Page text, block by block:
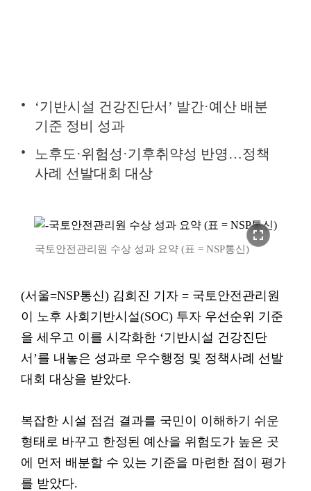
‘기반시설 건강진단서’ 발간·예산 배분
기준 정비 성과
노후도·위험성·기후취약성 반영…정책
사례 선발대회 대상
fullscreen
국토안전관리원 수상 성과 요약 (표 = NSP통신)
(서울=NSP통신) 김희진 기자 = 국토안전관리원
이 노후 사회기반시설(SOC) 투자 우선순위 기준
을 세우고 이를 시각화한 ‘기반시설 건강진단
서’를 내놓은 성과로 우수행정 및 정책사례 선발
대회 대상을 받았다.
복잡한 시설 점검 결과를 국민이 이해하기 쉬운
형태로 바꾸고 한정된 예산을 위험도가 높은 곳
에 먼저 배분할 수 있는 기준을 마련한 점이 평가
를 받았다.